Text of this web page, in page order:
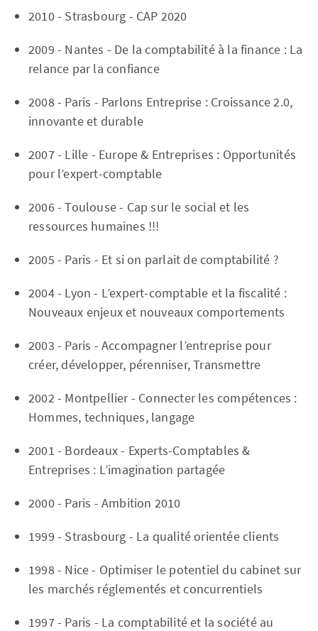
2010 - Strasbourg - CAP 2020
2009 - Nantes - De la comptabilité à la finance : La
relance par la confiance
2008 - Paris - Parlons Entreprise : Croissance 2.0,
innovante et durable
2007 - Lille - Europe & Entreprises : Opportunités
pour l’expert-comptable
2006 - Toulouse - Cap sur le social et les
ressources humaines !!!
2005 - Paris - Et si on parlait de comptabilité ?
2004 - Lyon - L’expert-comptable et la fiscalité :
Nouveaux enjeux et nouveaux comportements
2003 - Paris - Accompagner l’entreprise pour
créer, développer, pérenniser, Transmettre
2002 - Montpellier - Connecter les compétences :
Hommes, techniques, langage
2001 - Bordeaux - Experts-Comptables &
Entreprises : L’imagination partagée
2000 - Paris - Ambition 2010
1999 - Strasbourg - La qualité orientée clients
1998 - Nice - Optimiser le potentiel du cabinet sur
les marchés réglementés et concurrentiels
1997 - Paris - La comptabilité et la société au